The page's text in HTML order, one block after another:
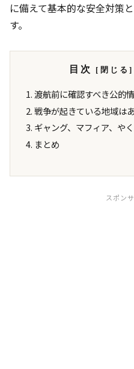
に備えて基本的な安全対策
す。
目次
渡航前に確認すべき公的
戦争が起きている地域は
ギャング、マフィア、や
まとめ
スポン